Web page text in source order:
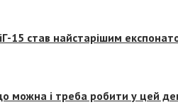
15 став найстарішим
можна і треба робити у цей